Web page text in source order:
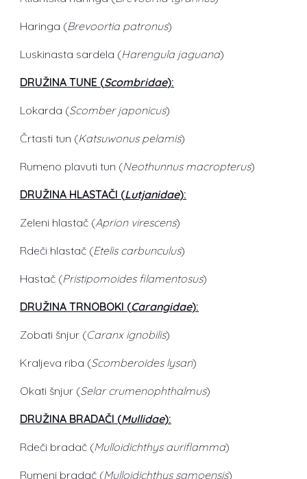
Haringa (Brevoortia patronus)
Luskinasta sardela (Harengula jaguana)
DRUŽINA TUNE (Scombridae):
Lokarda (Scomber japonicus)
Črtasti tun (Katsuwonus pelamis)
Rumeno plavuti tun (Neothunnus macropterus)
DRUŽINA HLASTAČI (Lutjanidae):
Zeleni hlastač (Aprion virescens)
Rdeči hlastač (Etelis carbunculus)
Hastač (Pristipomoides filamentosus)
DRUŽINA TRNOBOKI (Carangidae):
Zobati šnjur (Caranx ignobilis)
Kraljeva riba (Scomberoides lysan)
Okati šnjur (Selar crumenophthalmus)
DRUŽINA BRADAČI (Mullidae):
Rdeči bradač (Mulloidichthys auriflamma)
Rumeni bradač (Mulloidichthys samoensis)